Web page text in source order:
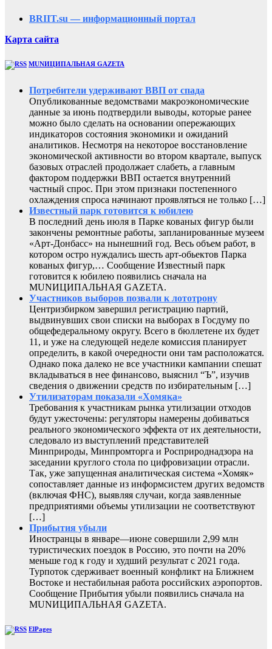
BRIIT.su — информационный портал
Карта сайта
MUNИЦИПАЛЬНАЯ GAZЕТА
Потребители удерживают ВВП от спада
Опубликованные ведомствами макроэкономические
данные за июнь подтвердили выводы, которые ранее
можно было сделать на основании опережающих
индикаторов состояния экономики и ожиданий
аналитиков. Несмотря на некоторое восстановление
экономической активности во втором квартале, выпуск
базовых отраслей продолжает слабеть, а главным
фактором поддержки ВВП остается внутренний
частный спрос. При этом признаки постепенного
охлаждения спроса начинают проявляться не только […]
Известный парк готовится к юбилею
В последний день июля в Парке кованых фигур были
закончены ремонтные работы, запланированные музеем
«Арт-Донбасс» на нынешний год. Весь объем работ, в
котором остро нуждались шесть арт-обьектов Парка
кованых фигур,… Сообщение Известный парк
готовится к юбилею появились сначала на
MUNИЦИПАЛЬНАЯ GAZЕТА.
Участников выборов позвали к лототрону
Центризбирком завершил регистрацию партий,
выдвинувших свои списки на выборах в Госдуму по
общефедеральному округу. Всего в бюллетене их будет
11, и уже на следующей неделе комиссия планирует
определить, в какой очередности они там расположатся.
Однако пока далеко не все участники кампании спешат
вкладываться в нее финансово, выяснил “Ъ”, изучив
сведения о движении средств по избирательным […]
Утилизаторам показали «Хомяка»
Требования к участникам рынка утилизации отходов
будут ужесточены: регуляторы намерены добиваться
реального экономического эффекта от их деятельности,
следовало из выступлений представителей
Минприроды, Минпромторга и Росприроднадзора на
заседании круглого стола по цифровизации отрасли.
Так, уже запущенная аналитическая система «Хомяк»
сопоставляет данные из информсистем других ведомств
(включая ФНС), выявляя случаи, когда заявленные
предприятиями объемы утилизации не соответствуют
[…]
Прибытия убыли
Иностранцы в январе—июне совершили 2,99 млн
туристических поездок в Россию, это почти на 20%
меньше год к году и худший результат с 2021 года.
Турпоток сдерживает военный конфликт на Ближнем
Востоке и нестабильная работа российских аэропортов.
Сообщение Прибытия убыли появились сначала на
MUNИЦИПАЛЬНАЯ GAZЕТА.
ElPages